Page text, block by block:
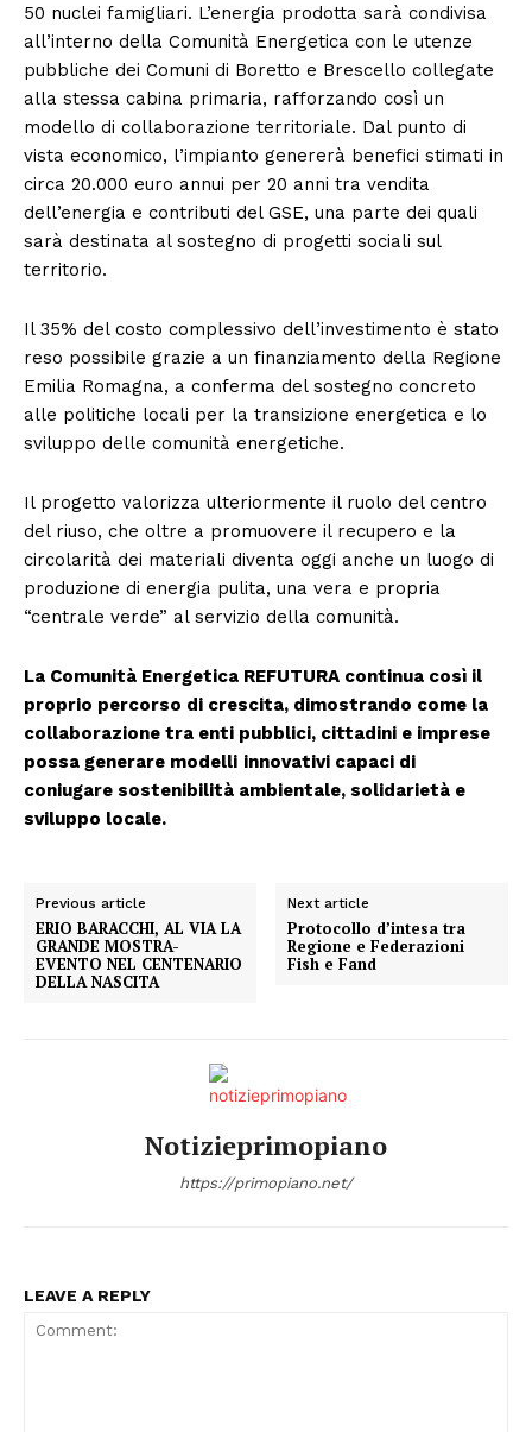
50 nuclei famigliari. L’energia prodotta sarà condivisa
all’interno della Comunità Energetica con le utenze
pubbliche dei Comuni di Boretto e Brescello collegate
alla stessa cabina primaria, rafforzando così un
modello di collaborazione territoriale. Dal punto di
vista economico, l’impianto genererà benefici stimati in
circa 20.000 euro annui per 20 anni tra vendita
dell’energia e contributi del GSE, una parte dei quali
sarà destinata al sostegno di progetti sociali sul
territorio.
Il 35% del costo complessivo dell’investimento è stato
reso possibile grazie a un finanziamento della Regione
Emilia Romagna, a conferma del sostegno concreto
alle politiche locali per la transizione energetica e lo
sviluppo delle comunità energetiche.
Il progetto valorizza ulteriormente il ruolo del centro
del riuso, che oltre a promuovere il recupero e la
circolarità dei materiali diventa oggi anche un luogo di
produzione di energia pulita, una vera e propria
“centrale verde” al servizio della comunità.
La Comunità Energetica REFUTURA continua così il
proprio percorso di crescita, dimostrando come la
collaborazione tra enti pubblici, cittadini e imprese
possa generare modelli innovativi capaci di
coniugare sostenibilità ambientale, solidarietà e
sviluppo locale.
Previous article
ERIO BARACCHI, AL VIA LA
GRANDE MOSTRA-
EVENTO NEL CENTENARIO
DELLA NASCITA
Next article
Protocollo d’intesa tra
Regione e Federazioni
Fish e Fand
Notizieprimopiano
https://primopiano.net/
LEAVE A REPLY